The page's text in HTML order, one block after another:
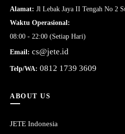
Alamat: Jl Lebak Jaya II Tengah No 2
Waktu Operasional:
08:00 - 22:00 (Setiap Hari)
Email: cs@jete.id
Telp/WA: 0812 1739 3609
ABOUT US
JETE Indonesia